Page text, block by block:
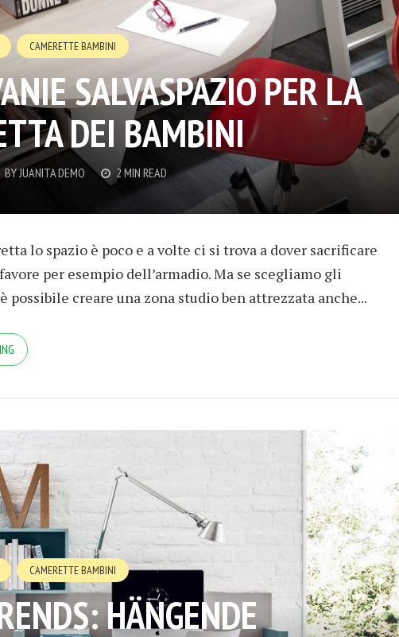
CAMERETTE BAMBINI
SALVASPAZIO PER LA
DEI BAMBINI
BYJUANITA DEMO 2 MIN READ
lo spazio è poco e a volte ci si trova a dover sacrificare
per esempio dell’armadio. Ma se scegliamo gli
possibile creare una zona studio ben attrezzata anche...
CAMERETTE BAMBINI
HÄNGENDE